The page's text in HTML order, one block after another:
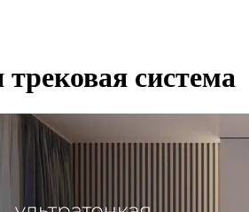
система